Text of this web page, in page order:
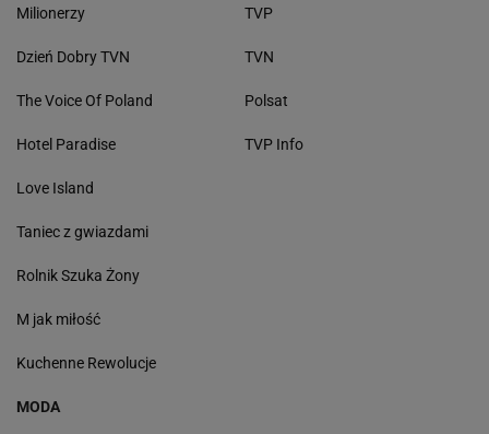
Milionerzy
Dzień Dobry TVN
The Voice Of Poland
Hotel Paradise
Love Island
Taniec z gwiazdami
Rolnik Szuka Żony
M jak miłość
Kuchenne Rewolucje
TVP
TVN
Polsat
TVP Info
MODA